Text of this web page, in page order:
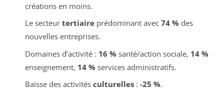
créations en moins.
Le secteur tertiaireprédominant avec 74 % des
nouvelles entreprises.
Domaines d’activité : 16 % santé/action sociale, 14 %
enseignement, 14 % services administratifs.
Baisse des activités culturelles: -25 %.